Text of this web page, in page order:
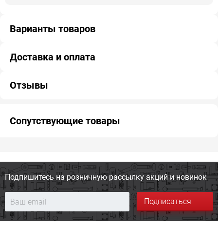
Варианты товаров
Доставка и оплата
Отзывы
Сопутствующие товары
Подпишитесь на розничную рассылку акций и новинок
Подписаться